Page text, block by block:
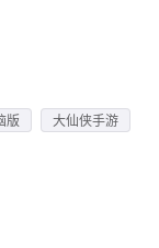
版
大仙侠手游